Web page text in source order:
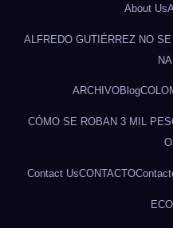
About Us
ALFREDO GUTIÉRREZ NO
ARCHIVOBlog
CÓMO SE ROBAN 3 MIL
Contact UsCONTACTO